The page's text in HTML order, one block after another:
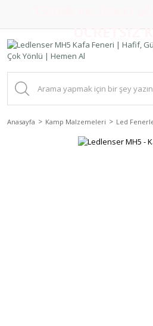
Anasayfa Kamp Malzemeleri Led
1500₺ ve üzeri
ÜCRETSİZ